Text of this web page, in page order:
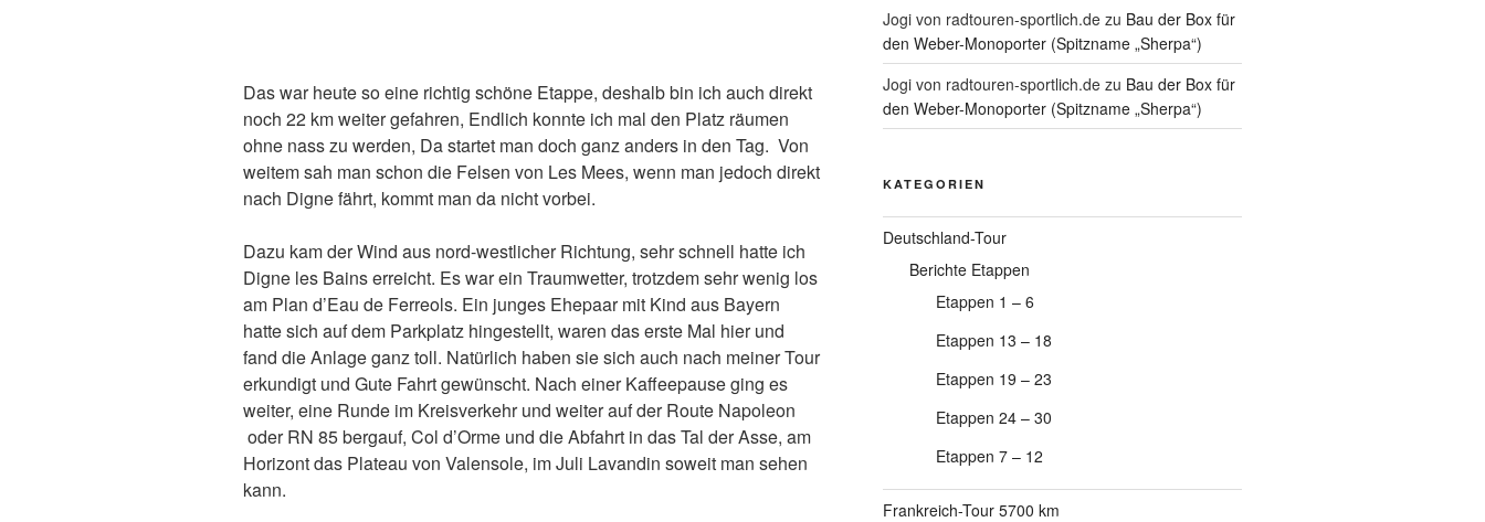
Das war heute so eine richtig schöne Etappe, deshalb bin ich auch direkt
noch 22 km weiter gefahren, Endlich konnte ich mal den Platz räumen
ohne nass zu werden, Da startet man doch ganz anders in den Tag. Von
weitem sah man schon die Felsen von Les Mees, wenn man jedoch direkt
nach Digne fährt, kommt man da nicht vorbei.
Dazu kam der Wind aus nord-westlicher Richtung, sehr schnell hatte ich
Digne les Bains erreicht. Es war ein Traumwetter, trotzdem sehr wenig los
am Plan d’Eau de Ferreols. Ein junges Ehepaar mit Kind aus Bayern
hatte sich auf dem Parkplatz hingestellt, waren das erste Mal hier und
fand die Anlage ganz toll. Natürlich haben sie sich auch nach meiner Tour
erkundigt und Gute Fahrt gewünscht. Nach einer Kaffeepause ging es
weiter, eine Runde im Kreisverkehr und weiter auf der Route Napoleon
oder RN 85 bergauf, Col d’Orme und die Abfahrt in das Tal der Asse, am
Horizont das Plateau von Valensole, im Juli Lavandin soweit man sehen
kann.
Jogi von radtouren-sportlich.dezu Bau der Box für
den Weber-Monoporter (Spitzname „Sherpa“)
Jogi von radtouren-sportlich.dezu Bau der Box für
den Weber-Monoporter (Spitzname „Sherpa“)
KATEGORIEN
Deutschland-Tour
Berichte Etappen
Etappen 1 – 6
Etappen 13 – 18
Etappen 19 – 23
Etappen 24 – 30
Etappen 7 – 12
Frankreich-Tour 5700 km